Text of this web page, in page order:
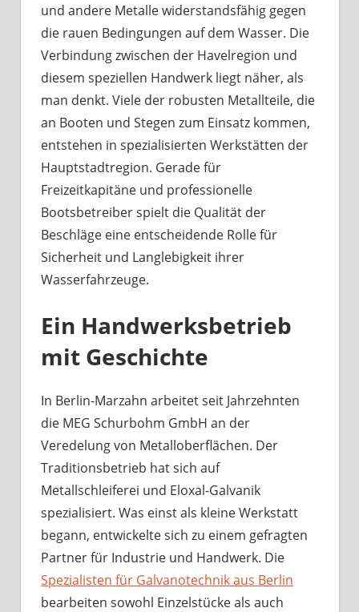
und andere Metalle widerstandsfähig gegen
die rauen Bedingungen auf dem Wasser. Die
Verbindung zwischen der Havelregion und
diesem speziellen Handwerk liegt näher, als
man denkt. Viele der robusten Metallteile, die
an Booten und Stegen zum Einsatz kommen,
entstehen in spezialisierten Werkstätten der
Hauptstadtregion. Gerade für
Freizeitkapitäne und professionelle
Bootsbetreiber spielt die Qualität der
Beschläge eine entscheidende Rolle für
Sicherheit und Langlebigkeit ihrer
Wasserfahrzeuge.
Ein Handwerksbetrieb
mit Geschichte
In Berlin-Marzahn arbeitet seit Jahrzehnten
die MEG Schurbohm GmbH an der
Veredelung von Metalloberflächen. Der
Traditionsbetrieb hat sich auf
Metallschleiferei und Eloxal-Galvanik
spezialisiert. Was einst als kleine Werkstatt
begann, entwickelte sich zu einem gefragten
Partner für Industrie und Handwerk. Die
Spezialisten für Galvanotechnik aus Berlin
bearbeiten sowohl Einzelstücke als auch